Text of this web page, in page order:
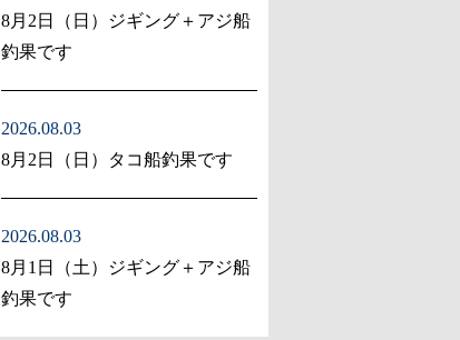
8月2日（日）ジギング＋アジ船
釣果です
2026.08.03
8月2日（日）タコ船釣果です
2026.08.03
8月1日（土）ジギング＋アジ船
釣果です